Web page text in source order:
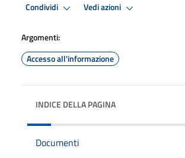
Condividi Vedi azioni
Argomenti:
Accesso all'informazione
INDICE DELLA PAGINA
Documenti